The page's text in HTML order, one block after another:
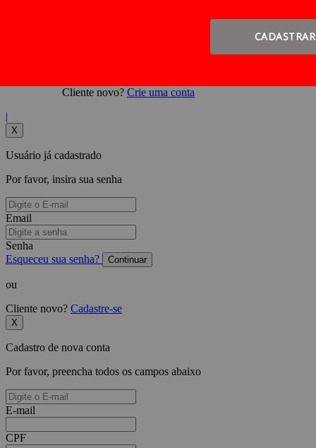
Cliente novo? Crie uma conta
|
X
Usuário já cadastrado
Por favor, insira sua senha
Email
Senha
Esqueceu sua senha?
Continuar
ou
Cliente novo? Cadastre-se
X
Cadastro de nova conta
Por favor, preencha todos os campos abaixo
E-mail
CPF
CADASTRAR